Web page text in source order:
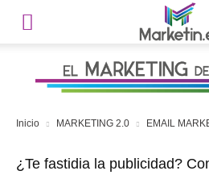
Inicio MARKETING 2.0 EMAIL
¿Te fastidia la publicidad?